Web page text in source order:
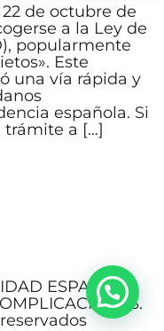
de octubre de
a la Ley de
popularmente
Este
una vía rápida y
española. Si
trámite a […]
ESPAÑOLA